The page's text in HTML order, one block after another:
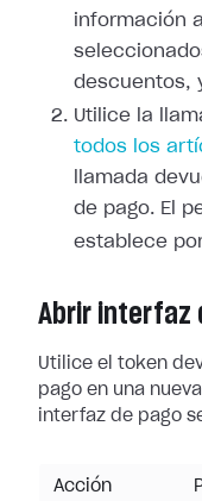
información
descuentos,
Utilice la
todos los
llamada
de pago. El
establece
Abrir interfaz
Utilice el token
pago en una
interfaz de pago
Acción